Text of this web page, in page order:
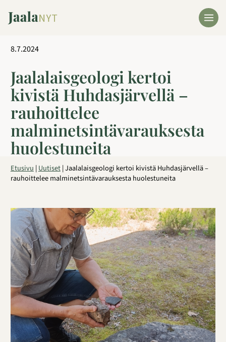
sisältöön
8.7.2024
Jaalalaisgeologi kertoi
kivistä Huhdasjärvellä –
rauhoittelee
malminetsintävarauksesta
huolestuneita
Etusivu|Uutiset|Jaalalaisgeologi kertoi kivistä Huhdasjärvellä –
rauhoittelee malminetsintävarauksesta huolestuneita